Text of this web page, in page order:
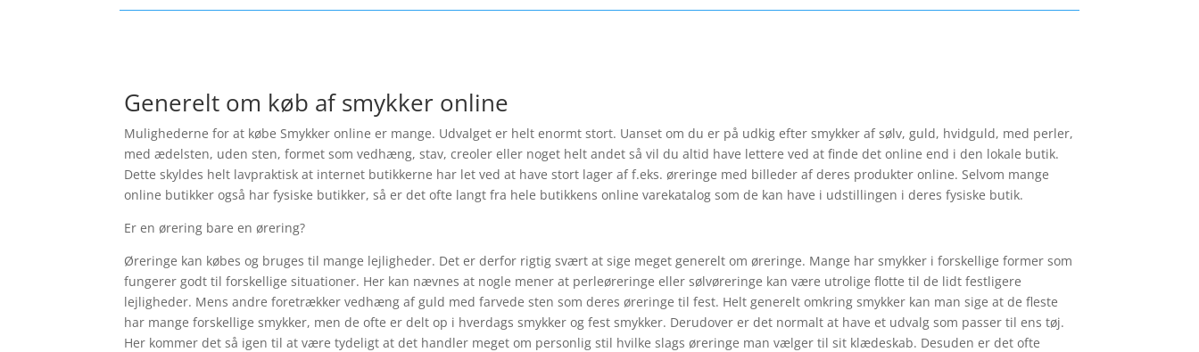
Generelt om køb af smykker online
Mulighederne for at købe Smykker online er mange. Udvalget er helt enormt stort. Uanset om du er på udkig efter smykker af sølv, guld, hvidguld, med perler,
med ædelsten, uden sten, formet som vedhæng, stav, creoler eller noget helt andet så vil du altid have lettere ved at finde det online end i den lokale butik.
Dette skyldes helt lavpraktisk at internet butikkerne har let ved at have stort lager af f.eks. øreringe med billeder af deres produkter online. Selvom mange
online butikker også har fysiske butikker, så er det ofte langt fra hele butikkens online varekatalog som de kan have i udstillingen i deres fysiske butik.
Er en ørering bare en ørering?
Øreringe kan købes og bruges til mange lejligheder. Det er derfor rigtig svært at sige meget generelt om øreringe. Mange har smykker i forskellige former som
fungerer godt til forskellige situationer. Her kan nævnes at nogle mener at perleøreringe eller sølvøreringe kan være utrolige flotte til de lidt festligere
lejligheder. Mens andre foretrækker vedhæng af guld med farvede sten som deres øreringe til fest. Helt generelt omkring smykker kan man sige at de fleste
har mange forskellige smykker, men de ofte er delt op i hverdags smykker og fest smykker. Derudover er det normalt at have et udvalg som passer til ens tøj.
Her kommer det så igen til at være tydeligt at det handler meget om personlig stil hvilke slags øreringe man vælger til sit klædeskab. Desuden er det ofte